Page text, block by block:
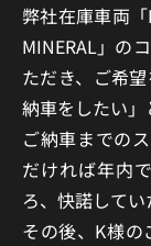
弊社在庫車両「
MINERAL」の
ただき、ご希
納車をしたい」
ご納車までの
だければ年内
ろ、快諾してい
その後、K様